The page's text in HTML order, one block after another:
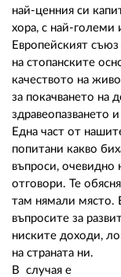
най-ценния си
хора, с най-големи
Европейският
на стопанските
качеството на
за покачването на
здравеопазването
Една част от
попитани какво
въпроси, очевидно
отговори. Те
там нямали място.
въпросите за
ниските доходи,
на страната ни.
В случая е